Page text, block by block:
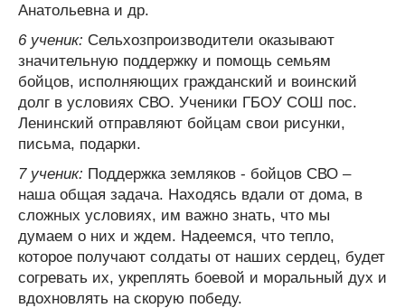
Анатольевна и др.
6 ученик: Сельхозпроизводители оказывают
значительную поддержку и помощь семьям
бойцов, исполняющих гражданский и воинский
долг в условиях СВО. Ученики ГБОУ СОШ пос.
Ленинский отправляют бойцам свои рисунки,
письма, подарки.
7 ученик: Поддержка земляков - бойцов СВО –
наша общая задача. Находясь вдали от дома, в
сложных условиях, им важно знать, что мы
думаем о них и ждем. Надеемся, что тепло,
которое получают солдаты от наших сердец, будет
согревать их, укреплять боевой и моральный дух и
вдохновлять на скорую победу.